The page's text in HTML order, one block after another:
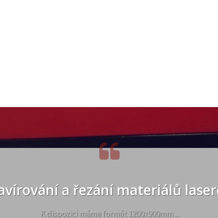
a řezání materiálů
K dispozici máme formát 1200x900mm ...